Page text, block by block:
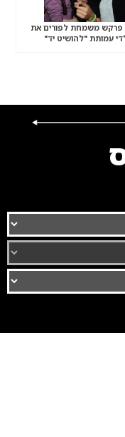
פרקש משמחת לפורים את
עמותת "להושיט יד"